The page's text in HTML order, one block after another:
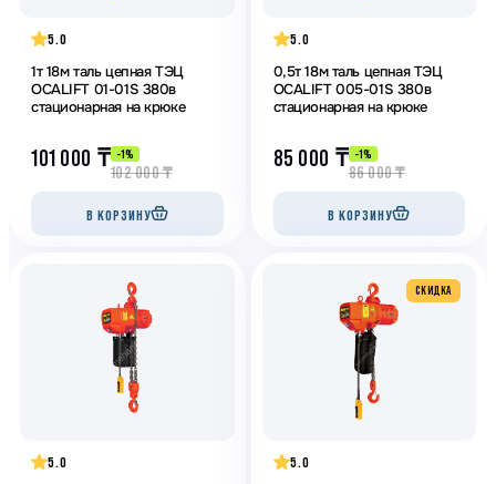
5.0
1т 18м таль цепная ТЭЦ
OCALIFT 01-01S 380в
стационарная на крюке
101 000 ₸ -1%
102 000₸
В КОРЗИНУ
5.0
0,5т 18м таль цепная ТЭЦ
OCALIFT 005-01S 380в
стационарная на крюке
85 000 ₸ -1%
86 000₸
В КОРЗИНУ
5.0
CКИДКА
5.0